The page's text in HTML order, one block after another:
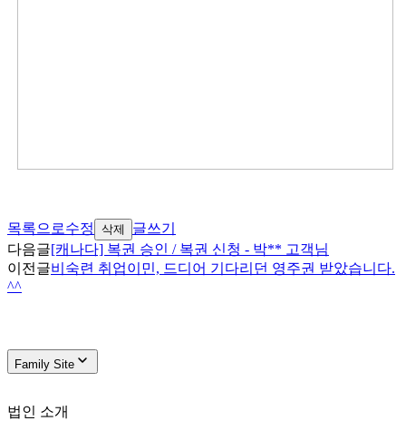
목록으로수정 삭제
글쓰기
다음글[캐나다] 복권 승인 / 복권 신청 - 박** 고객님
이전글비숙련 취업이민, 드디어 기다리던 영주권 받았습니다.
^^
Family Site
법인 소개